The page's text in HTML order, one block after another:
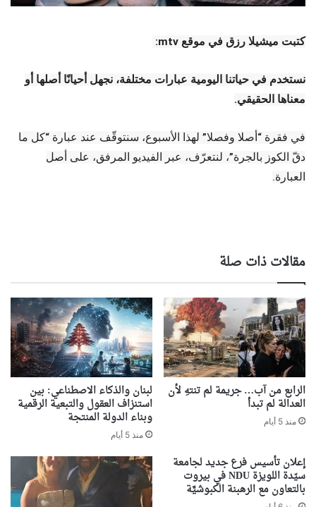
كتبت ميشيلا رزق في موقع mtv:
نستخدم في حياتنا اليومية عبارات مختلفة، نجهل أحيانًا أصلها أو
معناها الحقيقي.
في فقرة “أصلا وفصلا” لهذا الأسبوع، سنتوقّف عند عبارة “كل ما
دقّ الكوز بالجرة”، لنتعرّف، عبر الفيديو المرفق، على أصل
العبارة.
مقالات ذات صلة
الرابع من آب… جريمة لم تنتهِ لأن
العدالة لم تبدأ
منذ 5 أيام
لبنان والذكاء الاصطناعي: بين
استنزاف العقول والتبعية الرقمية
وبناء الدولة المنتجة
منذ 5 أيام
إعلان تأسيس فرع جديد لجامعة
سيّدة اللويزة NDU في بيروت
بالتعاون مع الرهبنة الكبوشيَّة